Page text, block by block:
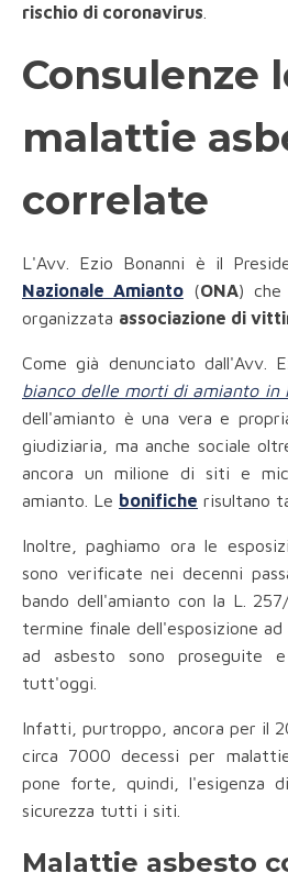
rischio di coronavirus
Consulenze
malattie
correlate
L'Avv. Ezio Bonanni è il
Nazionale Amianto(ONA) che
organizzata associazione di
Come già denunciato dall'Avv.
bianco delle morti di amianto in
dell'amianto è una vera e
giudiziaria, ma anche sociale
ancora un milione di siti e
amianto. Le bonifiche risultano
Inoltre, paghiamo ora le
sono verificate nei decenni
bando dell'amianto con la L.
termine finale dell'esposizione
ad asbesto sono proseguite
tutt'oggi.
Infatti, purtroppo, ancora per il
circa 7000 decessi per
pone forte, quindi, l'esigenza
sicurezza tutti i siti.
Malattie asbesto